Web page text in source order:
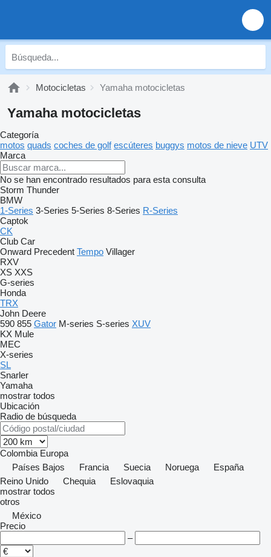
Motocicletas Yamaha motocicletas
Yamaha motocicletas
Categoría
motos quads coches de golf escúteres buggys motos de nieve UTV
Marca
No se han encontrado resultados para esta consulta
Storm Thunder
BMW
1-Series 3-Series 5-Series 8-Series R-Series
Captok
CK
Club Car
Onward Precedent Tempo Villager
RXV
XS XXS
G-series
Honda
TRX
John Deere
590 855 Gator M-series S-series XUV
KX Mule
MEC
X-series
SL
Snarler
Yamaha
mostrar todos
Ubicación
Radio de búsqueda
Colombia Europa
Países Bajos
Francia Suecia Noruega
España
Reino Unido
Chequia
Eslovaquia
mostrar todos
otros
México
Precio
–